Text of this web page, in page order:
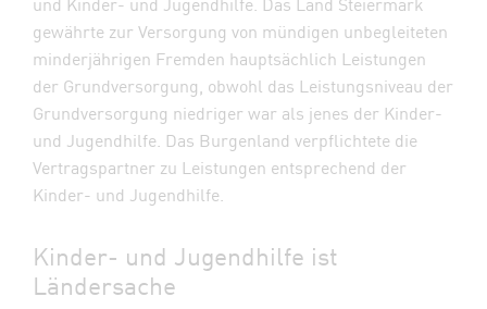
gewährte zur Versorgung von mündigen unbegleiteten
minderjährigen Fremden hauptsächlich Leistungen
der Grundversorgung, obwohl das Leistungsniveau der
Grundversorgung niedriger war als jenes der Kinder-
und Jugendhilfe. Das Burgenland verpflichtete die
Vertragspartner zu Leistungen entsprechend der
Kinder- und Jugendhilfe.
Kinder- und Jugendhilfe ist
Ländersache